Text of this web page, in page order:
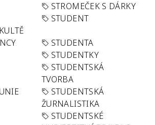
STROMEČEK S DÁRKY
STUDENT
STUDENTA
STUDENTKY
STUDENTSKÁ
TVORBA
STUDENTSKÁ
ŽURNALISTIKA
STUDENTSKÉ